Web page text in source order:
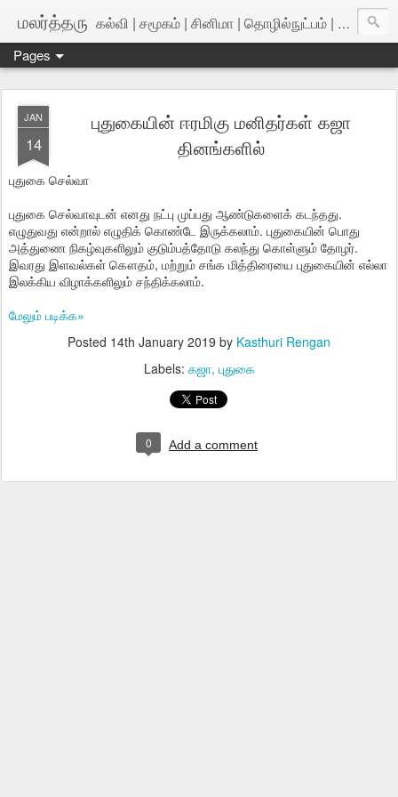
மலர்த்தரு கல்வி | சமூகம் | சினிமா | தொழில்நுட்பம் | அறிவியல்
Pages
JAN
14
புதுகையின் ஈரமிகு மனிதர்கள் கஜா
தினங்களில்
புதுகை செல்வா
புதுகை செல்வாவுடன் எனது நட்பு முப்பது ஆண்டுகளைக் கடந்தது.
எழுதுவது என்றால் எழுதிக் கொண்டே இருக்கலாம். புதுகையின் பொது
அத்துணை நிகழ்வுகளிலும் குடும்பத்தோடு கலந்து கொள்ளும் தோழர்.
இவரது இளவல்கள் கௌதம், மற்றும் சங்க மித்திரையை புதுகையின் எல்லா
இலக்கிய விழாக்களிலும் சந்திக்கலாம்.
மேலும் படிக்க»
Posted 14th January 2019 by Kasthuri Rengan
Labels: கஜா புதுகை
0 Add a comment